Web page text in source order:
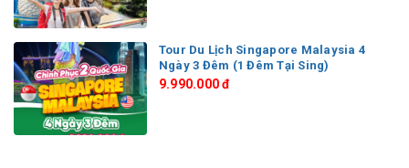
Tour Du Lịch Singapore Malaysia 4
Ngày 3 Đêm (1 Đêm Tại Sing)
9.990.000 đ